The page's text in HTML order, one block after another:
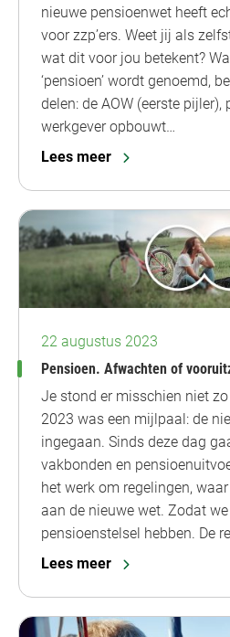
nieuwe pensioenwet heeft
voor zzp’ers. Weet jij als
wat dit voor jou betekent?
‘pensioen’ wordt genoemd,
delen: de AOW (eerste
werkgever opbouwt…
Lees meer
22 augustus 2023
Pensioen. Afwachten of
Je stond er misschien niet
2023 was een mijlpaal: de
ingegaan. Sinds deze dag
vakbonden en
het werk om regelingen,
aan de nieuwe wet. Zodat
pensioenstelsel hebben. De
Lees meer